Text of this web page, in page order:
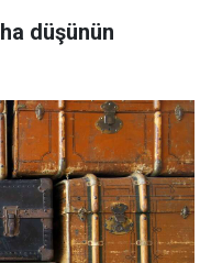
düşünün